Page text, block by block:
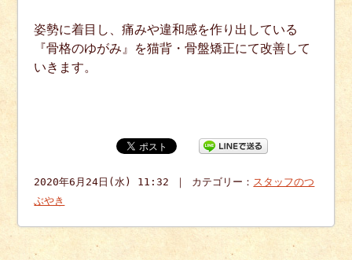
姿勢に着目し、痛みや違和感を作り出している
『骨格のゆがみ』を猫背・骨盤矯正にて改善して
いきます。
2020年6月24日(水) 11:32 ｜ カテゴリー： スタッフのつ
ぶやき